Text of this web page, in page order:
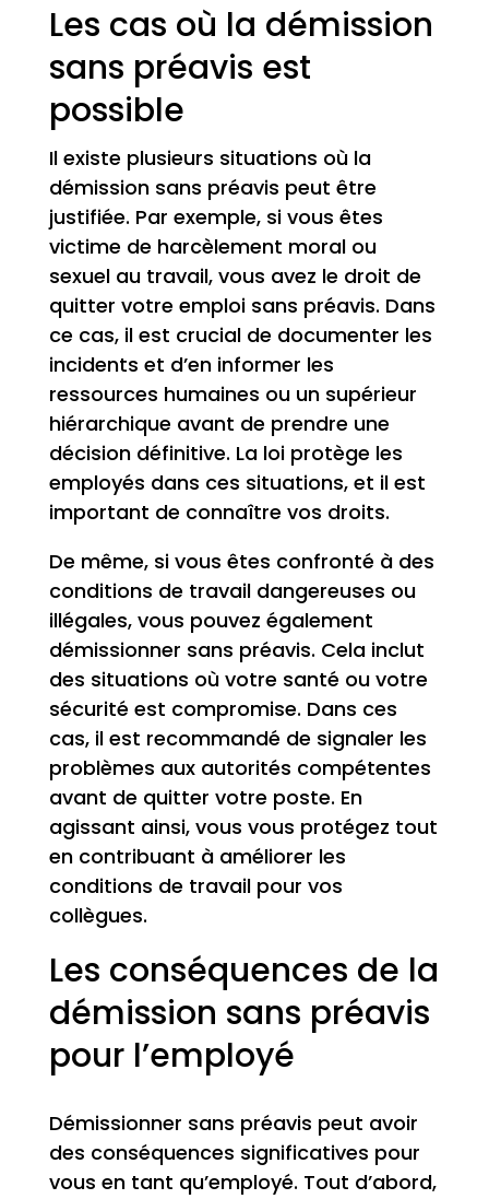
Les cas où la démission
sans préavis est
possible
Il existe plusieurs situations où la
démission sans préavis peut être
justifiée. Par exemple, si vous êtes
victime de harcèlement moral ou
sexuel au travail, vous avez le droit de
quitter votre emploi sans préavis. Dans
ce cas, il est crucial de documenter les
incidents et d’en informer les
ressources humaines ou un supérieur
hiérarchique avant de prendre une
décision définitive. La loi protège les
employés dans ces situations, et il est
important de connaître vos droits.
De même, si vous êtes confronté à des
conditions de travail dangereuses ou
illégales, vous pouvez également
démissionner sans préavis. Cela inclut
des situations où votre santé ou votre
sécurité est compromise. Dans ces
cas, il est recommandé de signaler les
problèmes aux autorités compétentes
avant de quitter votre poste. En
agissant ainsi, vous vous protégez tout
en contribuant à améliorer les
conditions de travail pour vos
collègues.
Les conséquences de la
démission sans préavis
pour l’employé
Démissionner sans préavis peut avoir
des conséquences significatives pour
vous en tant qu’employé. Tout d’abord,